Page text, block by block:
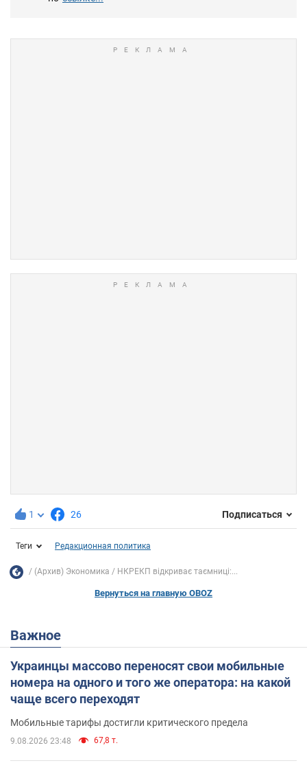
1 26 Подписаться
Теги Редакционная политика
(Архив) Экономика НКРЕКП відкриває таємниці:...
Вернуться на главную OBOZ
Важное
Украинцы массово переносят свои мобильные
номера на одного и того же оператора: на какой
чаще всего переходят
Мобильные тарифы достигли критического предела
9.08.2026 23:48 67,8 т.